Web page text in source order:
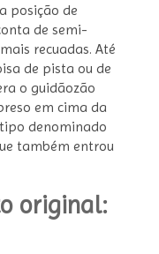
posição de
de semi-
recuadas. Até
de pista ou de
o guidãozão
em cima da
denominado
também entrou
original: